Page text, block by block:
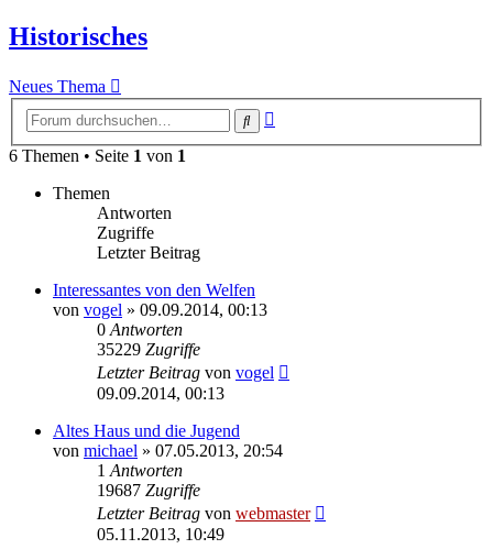
Historisches
Neues Thema
Suche
6 Themen • Seite 1 von 1
Themen
Antworten
Zugriffe
Letzter Beitrag
Interessantes von den Welfen
von vogel » 09.09.2014, 00:13
0 Antworten
35229 Zugriffe
Letzter Beitrag von vogel
09.09.2014, 00:13
Altes Haus und die Jugend
von michael » 07.05.2013, 20:54
1 Antworten
19687 Zugriffe
Letzter Beitrag von webmaster
05.11.2013, 10:49